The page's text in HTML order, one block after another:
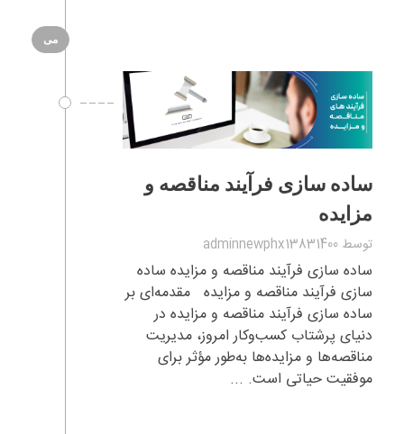
می
ساده‌ سازی فرآیند مناقصه و
مزایده
توسط adminnewphx13831400
ساده‌ سازی فرآیند مناقصه و مزایده ساده‌
سازی فرآیند مناقصه و مزایده مقدمه‌ای بر
ساده‌ سازی فرآیند مناقصه و مزایده در
دنیای پرشتاب کسب‌وکار امروز، مدیریت
مناقصه‌ها و مزایده‌ها به‌طور مؤثر برای
موفقیت حیاتی است. ...